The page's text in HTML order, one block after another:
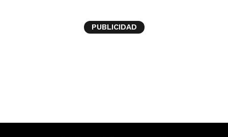
PUBLICIDAD